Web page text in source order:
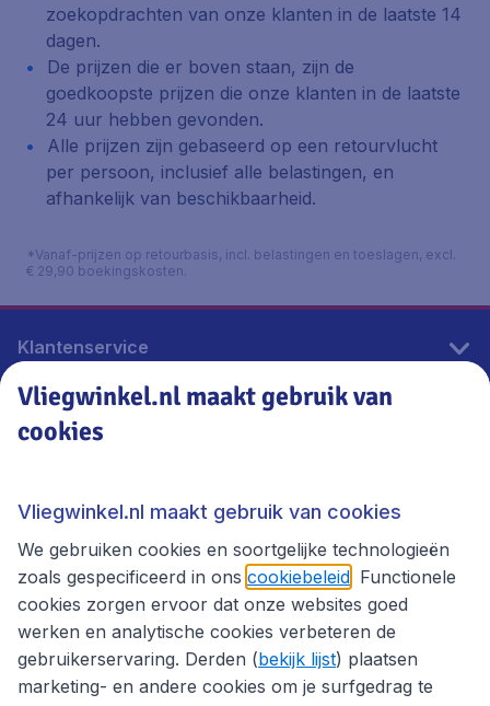
zoekopdrachten van onze klanten in de laatste 14
dagen.
De prijzen die er boven staan, zijn de
goedkoopste prijzen die onze klanten in de laatste
24 uur hebben gevonden.
Alle prijzen zijn gebaseerd op een retourvlucht
per persoon, inclusief alle belastingen, en
afhankelijk van beschikbaarheid.
*Vanaf-prijzen op retourbasis, incl. belastingen en toeslagen, excl.
€ 29,90 boekingskosten.
Klantenservice
Vliegwinkel.nl
Thema's
Vliegwinkel.nl maakt gebruik van
cookies
Vliegwinkel.nl maakt gebruik van cookies
We gebruiken cookies en soortgelijke technologieën
zoals gespecificeerd in ons cookiebeleid . Functionele
cookies zorgen ervoor dat onze websites goed
werken en analytische cookies verbeteren de
gebruikerservaring. Derden (bekijk lijst) plaatsen
marketing- en andere cookies om je surfgedrag te